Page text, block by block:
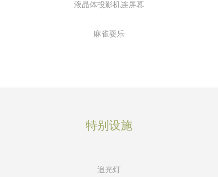
液晶体投影机连屏幕
麻雀耍乐
特别设施
追光灯